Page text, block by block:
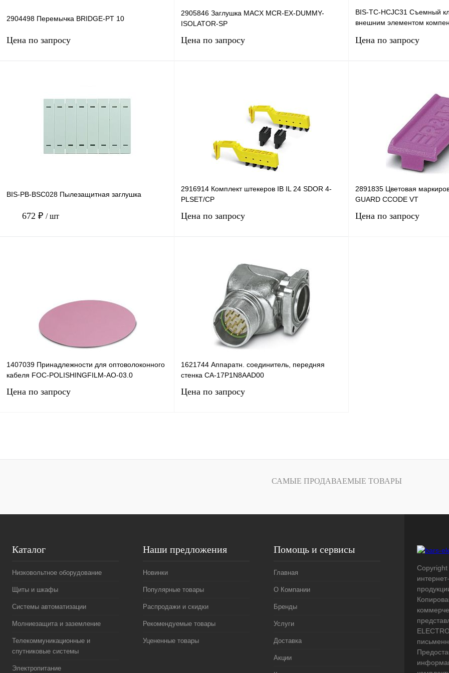
2904498 Перемычка BRIDGE-PT 10
Цена по запросу
Купить в 1 клик Сравнение
2905846 Заглушка MACX MCR-EX-DUMMY-
ISOLATOR-SP
Цена по запросу
Сравнение
Под заказ
BIS-TC-HCJC31 Съемный
внешним элементом
Цена по запросу
BIS-PB-BSC028 Пылезащитная заглушка
672 ₽ / шт
2916914 Комплект штекеров IB IL 24 SDOR 4-
PLSET/CP
Цена по запросу
Купить в 1 клик Сравнение
Под заказ
2891835 Цветовая
GUARD CCODE VT
Цена по запросу
1407039 Принадлежности для оптоволоконного
кабеля FOC-POLISHINGFILM-AO-03.0
Цена по запросу
Купить в 1 клик Сравнение
1621744 Аппаратн. соединитель, передняя
стенка CA-17P1N8AAD00
Цена по запросу
Купить в 1 клик Сравнение
САМЫЕ ПРОДАВАЕМЫЕ ТОВАРЫ
Каталог
Низковольтное оборудование
Щиты и шкафы
Системы автоматизации
Молниезащита и заземление
Телекоммуникационные и
спутниковые системы
Электропитание
Наши предложения
Новинки
Популярные товары
Распродажи и скидки
Рекомендуемые товары
Уцененные товары
Помощь и сервисы
Главная
О Компании
Бренды
Услуги
Доставка
Акции